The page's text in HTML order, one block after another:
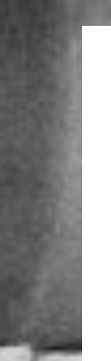
Hauptnavigation